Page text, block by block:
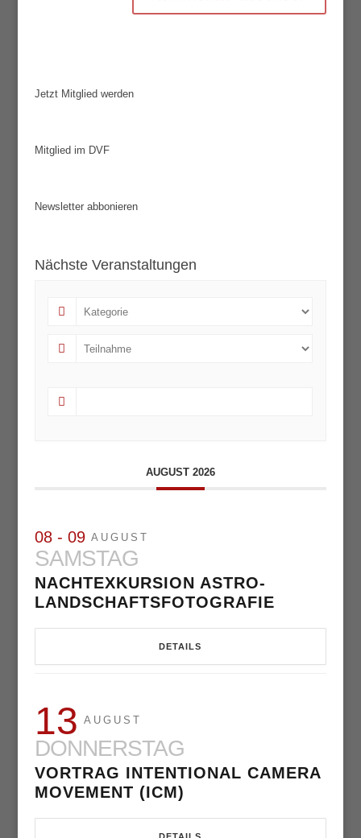
Jetzt Mitglied werden
Mitglied im DVF
Newsletter abbonieren
Nächste Veranstaltungen
AUGUST 2026
08 - 09 AUGUST
SAMSTAG
NACHTEXKURSION ASTRO-
LANDSCHAFTSFOTOGRAFIE
DETAILS
13 AUGUST
DONNERSTAG
VORTRAG INTENTIONAL CAMERA
MOVEMENT (ICM)